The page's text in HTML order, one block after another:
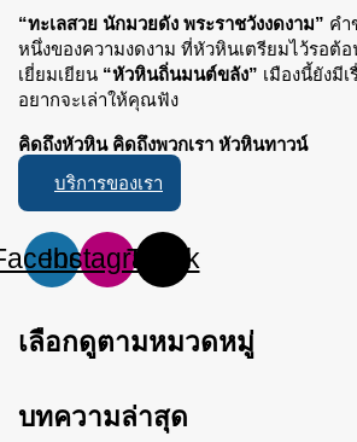
“ทะเลสวย นักมวยดัง พระราชวังงดงาม” คำ
หนึ่งของความงดงาม ที่หัวหินเตรียมไว้รอต้
เยี่ยมเยียน “หัวหินถิ่นมนต์ขลัง” เมืองนี้ยังมี
อยากจะเล่าให้คุณฟัง
คิดถึงหัวหิน คิดถึงพวกเรา หัวหินทาวน์
บริการของเรา
InstagramTiktok
เลือกดูตามหมวดหมู่
บทความล่าสุด